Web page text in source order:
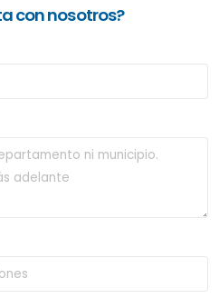
con nosotros?